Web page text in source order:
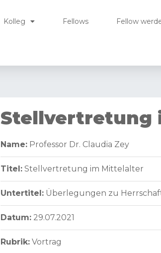
Kolleg Fellows Fellow
Stellvertretung
Name: Professor Dr. Claudia Zey
Titel: Stellvertretung im Mittelalter
Untertitel: Überlegungen zu
Datum: 29.07.2021
Rubrik: Vortrag